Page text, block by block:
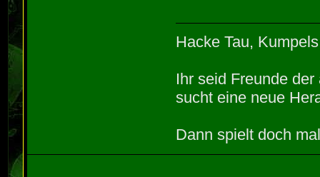
Hacke Tau,
Ihr seid Freunde
sucht eine neue
Dann spielt doch